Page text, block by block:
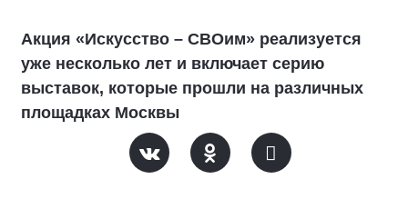
Акция «Искусство – СВОим» реализуется
уже несколько лет и включает серию
выставок, которые прошли на различных
площадках Москвы